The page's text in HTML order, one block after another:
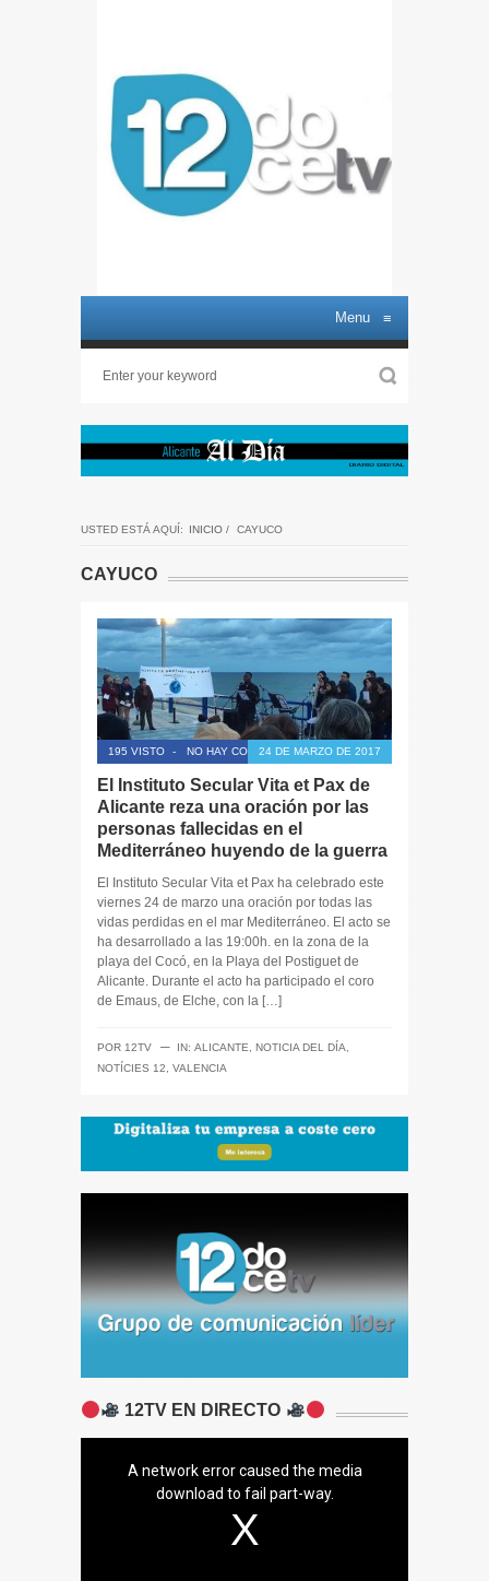
Menu ≡
USTED ESTÁ AQUÍ: INICIO / CAYUCO
CAYUCO
195 VISTO - NO HAY COMENTARIOS24 DE MARZO DE 2017
El Instituto Secular Vita et Pax de
Alicante reza una oración por las
personas fallecidas en el
Mediterráneo huyendo de la guerra
El Instituto Secular Vita et Pax ha celebrado este
viernes 24 de marzo una oración por todas las
vidas perdidas en el mar Mediterráneo. El acto se
ha desarrollado a las 19:00h. en la zona de la
playa del Cocó, en la Playa del Postiguet de
Alicante. Durante el acto ha participado el coro
de Emaus, de Elche, con la […]
POR 12TV ─ IN: ALICANTE, NOTICIA DEL DÍA,
NOTÍCIES 12, VALENCIA
12TV EN DIRECTO
A network error caused the media
download to fail part-way.